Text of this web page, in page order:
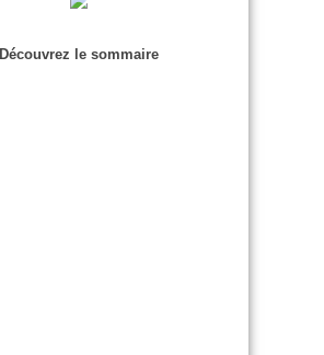
Découvrez le sommaire